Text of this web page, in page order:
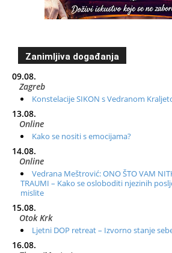
Zanimljiva događanja
09.08.
Zagreb
Konstelacije SIKON s Vedranom
13.08.
Online
Kako se nositi s emocijama?
14.08.
Online
Vedrana Meštrović: ONO ŠTO VAM
TRAUMI – Kako se osloboditi njezinih
mislite
15.08.
Otok Krk
Ljetni DOP retreat – Izvorno stanje
16.08.